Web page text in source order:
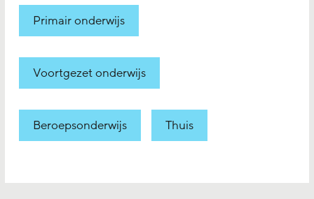
Primair onderwijs
Voortgezet onderwijs
Beroepsonderwijs Thuis